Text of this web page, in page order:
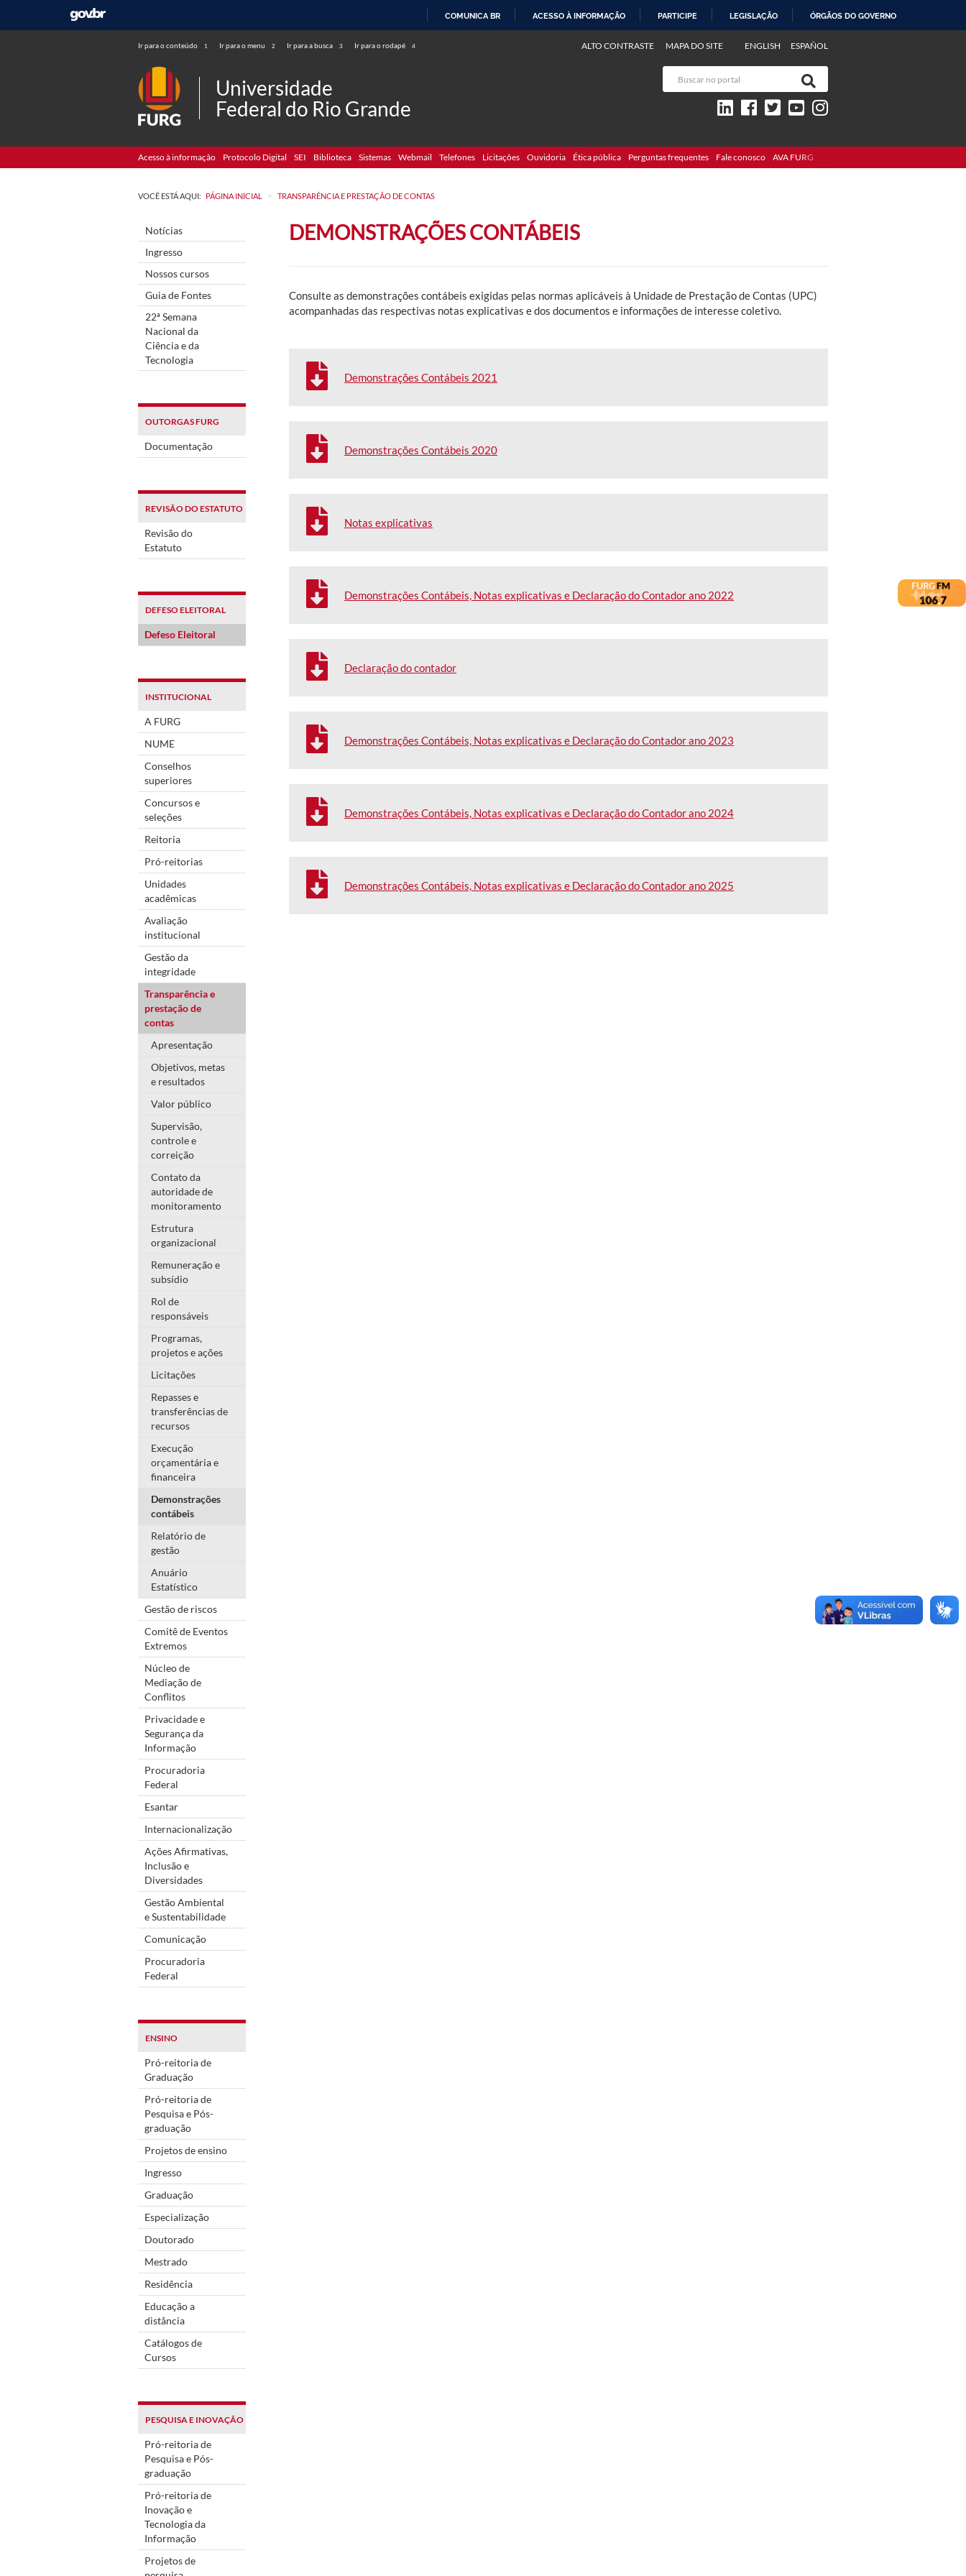
COMUNICA BR ACESSO À INFORMAÇÃO PARTICIPE LEGISLAÇÃO ÓRGÃOS DO GOVERNO
Ir para o conteúdo 1 Ir para o menu 2 Ir para a busca 3 Ir para o rodapé 4 ENGLISH ESPAÑOL
ALTO CONTRASTE MAPA DO SITE
Universidade
Federal do Rio Grande
Acesso à informação Protocolo Digital SEI Biblioteca Sistemas Webmail Telefones Licitações Ouvidoria Ética pública Perguntas frequentes Fale conosco AVA FURG
VOCÊ ESTÁ AQUI: PÁGINA INICIAL > TRANSPARÊNCIA E PRESTAÇÃO DE CONTAS
Notícias
Ingresso
Nossos cursos
Guia de Fontes
22ª Semana
Nacional da
Ciência e da
Tecnologia
OUTORGAS FURG
Documentação
REVISÃO DO ESTATUTO
Revisão do
Estatuto
DEFESO ELEITORAL
Defeso Eleitoral
INSTITUCIONAL
A FURG
NUME
Conselhos
superiores
Concursos e
seleções
Reitoria
Pró-reitorias
Unidades
acadêmicas
Avaliação
institucional
Gestão da
integridade
Transparência e
prestação de
contas
Apresentação
Objetivos, metas
e resultados
Valor público
Supervisão,
controle e
correição
Contato da
autoridade de
monitoramento
Estrutura
organizacional
Remuneração e
subsídio
Rol de
responsáveis
Programas,
projetos e ações
Licitações
Repasses e
transferências de
recursos
Execução
orçamentária e
financeira
Demonstrações
contábeis
Relatório de
gestão
Anuário
Estatístico
Gestão de riscos
Comitê de Eventos
Extremos
Núcleo de
Mediação de
Conflitos
Privacidade e
Segurança da
Informação
Procuradoria
Federal
Esantar
Internacionalização
Ações Afirmativas,
Inclusão e
Diversidades
Gestão Ambiental
e Sustentabilidade
Comunicação
Procuradoria
Federal
ENSINO
Pró-reitoria de
Graduação
Pró-reitoria de
Pesquisa e Pós-
graduação
Projetos de ensino
Ingresso
Graduação
Especialização
Doutorado
Mestrado
Residência
Educação a
distância
Catálogos de
Cursos
PESQUISA E INOVAÇÃO
Pró-reitoria de
Pesquisa e Pós-
graduação
Pró-reitoria de
Inovação e
Tecnologia da
Informação
Projetos de
DEMONSTRAÇÕES CONTÁBEIS
Consulte as demonstrações contábeis exigidas pelas normas aplicáveis à Unidade de Prestação de Contas (UPC)
acompanhadas das respectivas notas explicativas e dos documentos e informações de interesse coletivo.
Demonstrações Contábeis 2021
Demonstrações Contábeis 2020
Notas explicativas
Demonstrações Contábeis, Notas explicativas e Declaração do Contador ano 2022
Declaração do contador
Demonstrações Contábeis, Notas explicativas e Declaração do Contador ano 2023
Demonstrações Contábeis, Notas explicativas e Declaração do Contador ano 2024
Demonstrações Contábeis, Notas explicativas e Declaração do Contador ano 2025